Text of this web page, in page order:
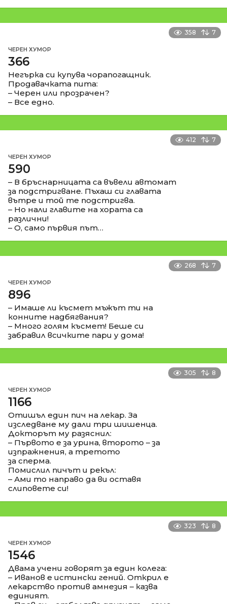
358 7
ЧЕРЕН ХУМОР
366
Негърка си купува чорапогащник.
Продавачката пита:
– Черен или прозрачен?
– Все едно.
412 7
ЧЕРЕН ХУМОР
590
– В бръснарницата са въвели автомат
за подстригване. Пъхаш си главата
вътре и той те подстригва.
– Но нали главите на хората са
различни!
– О, само първия път…
268 7
ЧЕРЕН ХУМОР
896
– Имаше ли късмет мъжът ти на
конните надбягвания?
– Много голям късмет! Беше си
забравил всичките пари у дома!
305 8
ЧЕРЕН ХУМОР
1166
Отишъл един пич на лекар. За
изследване му дали три шишенца.
Докторът му разяснил:
– Първото е за урина, второто – за
изпражнения, а третото
за сперма.
Помислил пичът и рекъл:
– Ами то направо да ви оставя
слиповете си!
323 8
ЧЕРЕН ХУМОР
1546
Двама учени говорят за един колега:
– Иванов е истински гений. Открил е
лекарство против амнезия – казва
единият.